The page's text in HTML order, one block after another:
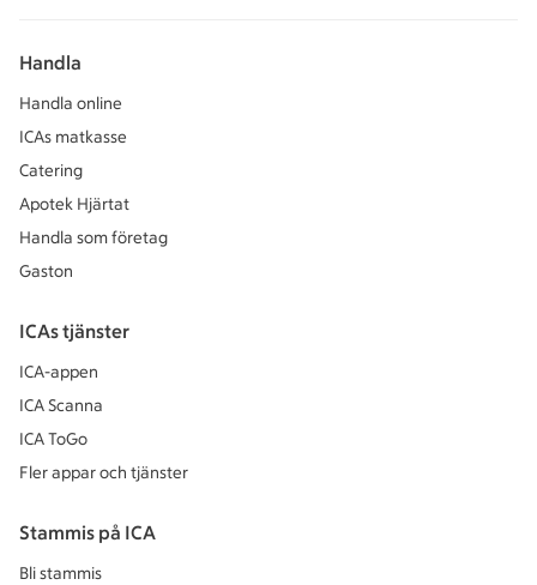
Handla
Handla online
ICAs matkasse
Catering
Apotek Hjärtat
Handla som företag
Gaston
ICAs tjänster
ICA-appen
ICA Scanna
ICA ToGo
Fler appar och tjänster
Stammis på ICA
Bli stammis